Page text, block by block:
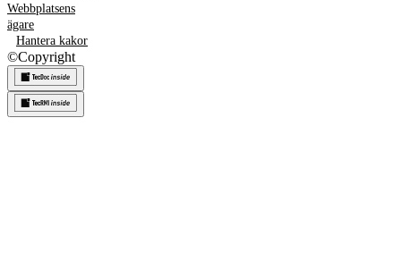
Webbplatsens
ägare
Hantera kakor
©Copyright